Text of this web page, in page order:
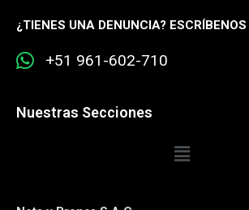
¿TIENES UNA DENUNCIA? ESCRÍBENOS
+51 961-602-710
Nuestras Secciones